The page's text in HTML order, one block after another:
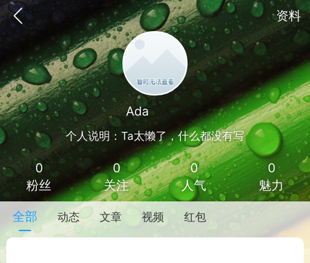
资料
Ada Lv 1
个人说明：Ta太懒了，什么都没有写
0
粉丝
0
关注
0
人气
0
魅力
全部 动态 文章 视频 红包